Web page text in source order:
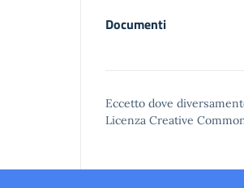
Documenti
Eccetto dove
Licenza Creative